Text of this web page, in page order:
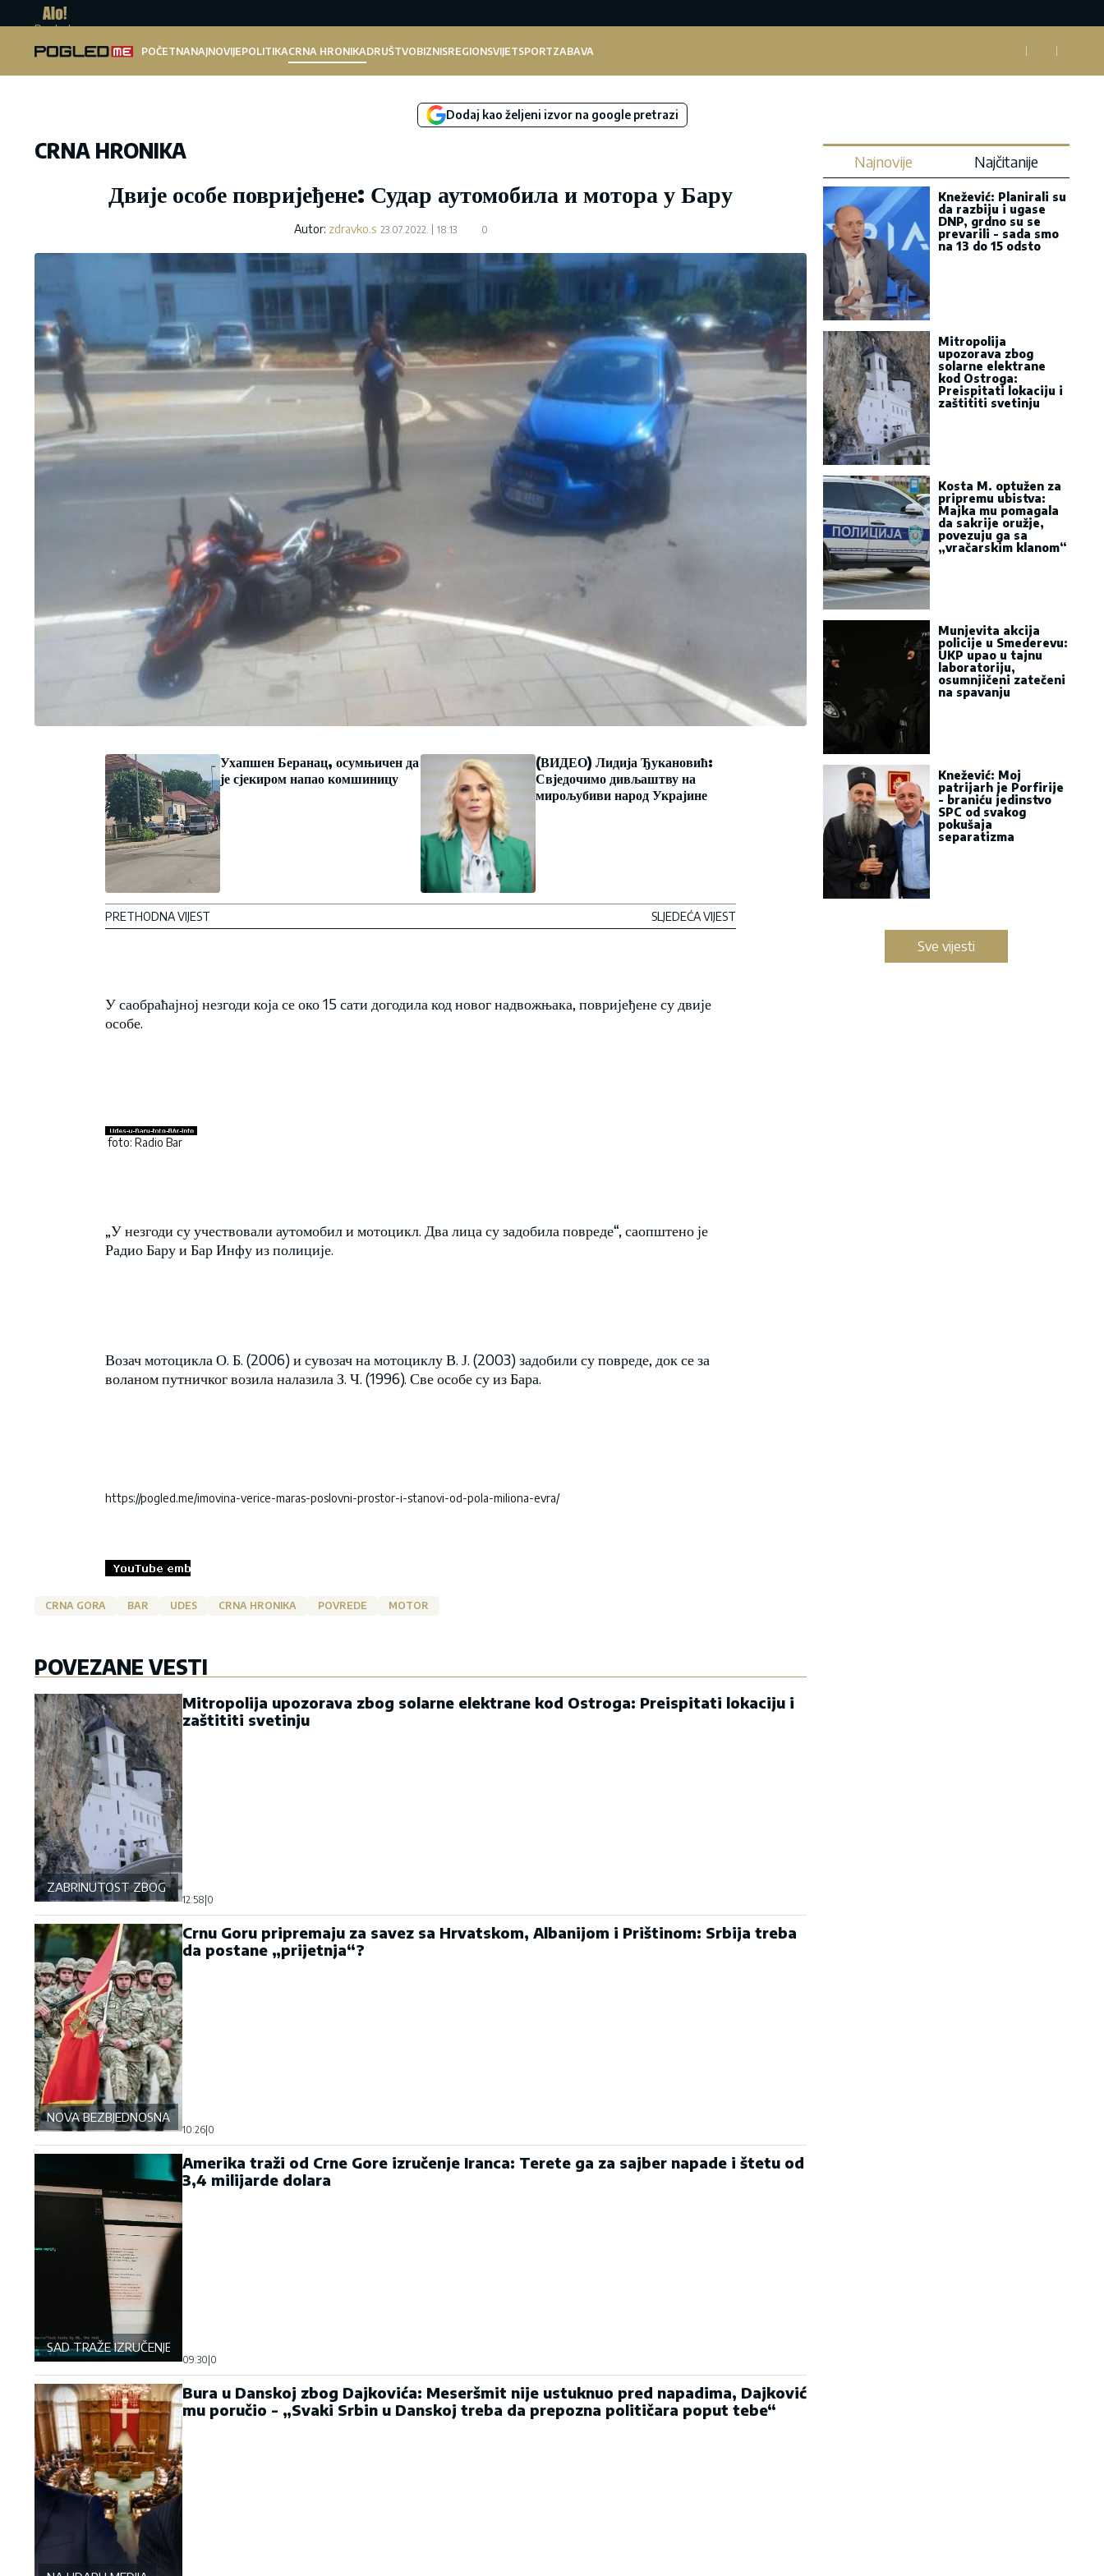
Pogled.me
POČETNANAJNOVIJEPOLITIKACRNA HRONIKADRUŠTVOBIZNISREGIONSVIJETSPORTZABAVA
Dodaj kao željeni izvor na google pretrazi
CRNA HRONIKA
Двије особе повријеђене: Судар аутомобила и мотора у Бару
Autor: zdravko.s 23.07.2022. 18:13 0
Ухапшен Беранац, осумњичен да
је сјекиром напао комшиницу
PRETHODNA VIJEST
(ВИДЕО) Лидија Ђукановић:
Свједочимо дивљаштву на
мирољубиви народ Украјине
SLJEDEĆA VIJEST
У саобраћајној незгоди која се око 15 сати догодила код новог надвожњака, повријеђене су двије
особе.
foto: Radio Bar
„У незгоди су учествовали аутомобил и мотоцикл. Два лица су задобила повреде“, саопштено је
Радио Бару и Бар Инфу из полиције.
Возач мотоцикла О. Б. (2006) и сувозач на мотоциклу В. Ј. (2003) задобили су повреде, док се за
воланом путничког возила налазила З. Ч. (1996). Све особе су из Бара.
https://pogled.me/imovina-verice-maras-poslovni-prostor-i-stanovi-od-pola-miliona-evra/
CRNA GORA BAR UDES CRNA HRONIKA POVREDE MOTOR
POVEZANE VESTI
ZABRINUTOST ZBOG OSTROGA
Mitropolija upozorava zbog solarne elektrane kod Ostroga: Preispitati lokaciju i
zaštititi svetinju
12:58 0
NOVA BEZBJEDNOSNA OSOVINA
Crnu Goru pripremaju za savez sa Hrvatskom, Albanijom i Prištinom: Srbija treba
da postane „prijetnja“?
10:26 0
SAD TRAŽE IZRUČENJE
Amerika traži od Crne Gore izručenje Iranca: Terete ga za sajber napade i štetu od
3,4 milijarde dolara
09:30 0
Bura u Danskoj zbog Dajkovića: Meseršmit nije ustuknuo pred napadima, Dajković
mu poručio - „Svaki Srbin u Danskoj treba da prepozna političara poput tebe“
Najnovije Najčitanije
Knežević: Planirali su
da razbiju i ugase
DNP, grdno su se
prevarili - sada smo
na 13 do 15 odsto
Mitropolija
upozorava zbog
solarne elektrane
kod Ostroga:
Preispitati lokaciju i
zaštititi svetinju
Kosta M. optužen za
pripremu ubistva:
Majka mu pomagala
da sakrije oružje,
povezuju ga sa
„vračarskim klanom“
Munjevita akcija
policije u Smederevu:
UKP upao u tajnu
laboratoriju,
osumnjičeni zatečeni
na spavanju
Knežević: Moj
patrijarh je Porfirije
- braniću jedinstvo
SPC od svakog
pokušaja
separatizma
Sve vijesti